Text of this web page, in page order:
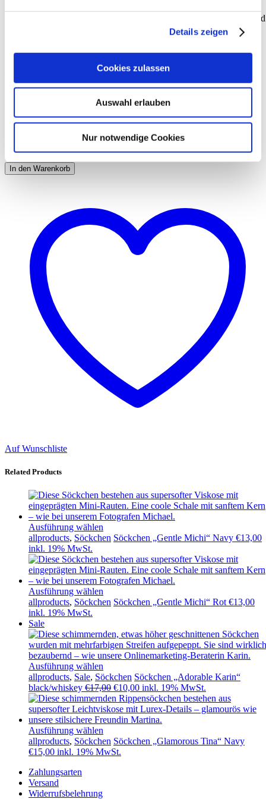
Details zeigen
Cookies zulassen
Auswahl erlauben
Nur notwendige Cookies
Welche Größe du brauchst? Egal wie groß oder klein deine Füße
Material und Waschanleitung
chem. reinigen, nicht bleichen.
In den Warenkorb
Auf Wunschliste
Related Products
Ausführung wählen
allproducts, Söckchen Söckchen „Gentle Michi“ Navy €13,00
inkl. 19% MwSt.
Ausführung wählen
allproducts, Söckchen Söckchen „Gentle Michi“ Rot €13,00
inkl. 19% MwSt.
Sale
Ausführung wählen
allproducts, Sale, Söckchen Söckchen „Adorable Karin“
black/whiskey €17,00 Ursprünglicher
Preis
war:
€17,00
€10,00Aktueller
Preis
ist:
€10,00.
inkl. 19% MwSt.
Ausführung wählen
allproducts, Söckchen Söckchen „Glamorous Tina“ Navy
€15,00 inkl. 19% MwSt.
Zahlungsarten
Versand
Widerrufsbelehrung